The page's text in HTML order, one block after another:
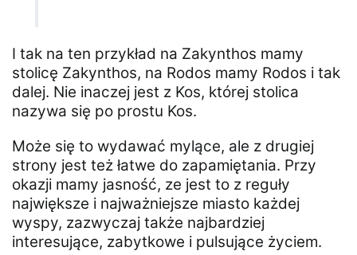
I tak na ten przykład na Zakynthos mamy
stolicę Zakynthos, na Rodos mamy Rodos i tak
dalej. Nie inaczej jest z Kos, której stolica
nazywa się po prostu Kos.
Może się to wydawać mylące, ale z drugiej
strony jest też łatwe do zapamiętania. Przy
okazji mamy jasność, ze jest to z reguły
największe i najważniejsze miasto każdej
wyspy, zazwyczaj także najbardziej
interesujące, zabytkowe i pulsujące życiem.